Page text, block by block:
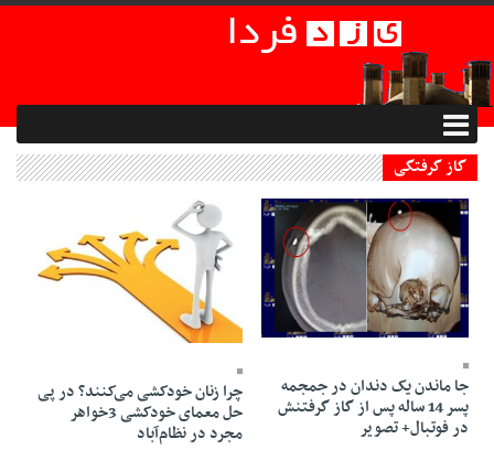
گاز گرفتگی
05 Mehr 1398 - 21:24
جا ماندن یک دندان در جمجمه
پسر 14 ساله پس از گاز گرفتنش
در فوتبال+ تصویر
14 Esfand 1394 - 01:03
چرا زنان خودکشی می‌کنند؟ در پی
حل معمای خودکشی 3خواهر
مجرد در نظام‌آباد